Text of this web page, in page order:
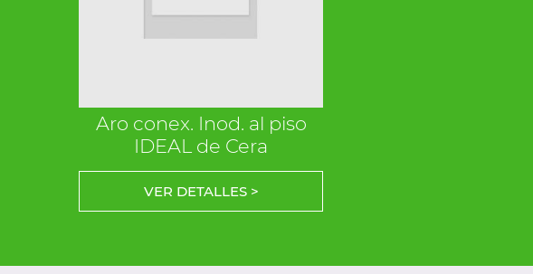
Aro conex. Inod. al piso
IDEAL de Cera
VER DETALLES >